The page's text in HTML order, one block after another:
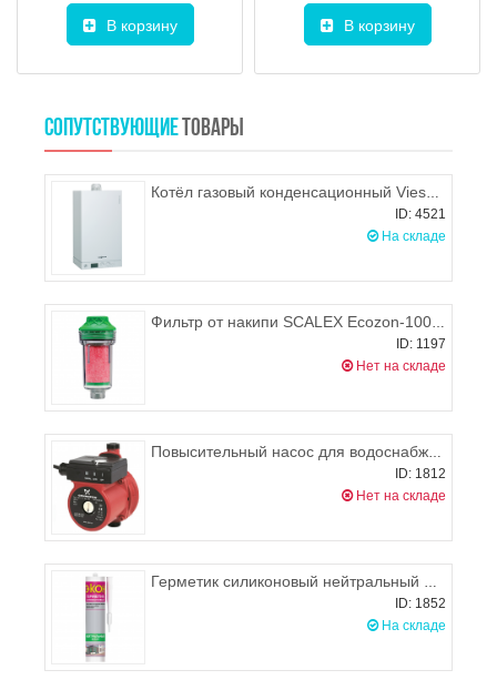
В корзину В корзину
СОПУТСТВУЮЩИЕ ТОВАРЫ
Котёл газовый конденсационный Viessmann Vitodens 100-W B1HF 19 кВт (одноконтурный)
ID: 4521
На складе
Фильтр от накипи SCALEX Ecozon-100 для стиральных и посудомоечных машин, Ecosoft
ID: 1197
Нет на складе
Повысительный насос для водоснабжения GRUNDFOS UPA 15-90
ID: 1812
Нет на складе
Герметик силиконовый нейтральный ЭКОН 280мл
ID: 1852
На складе